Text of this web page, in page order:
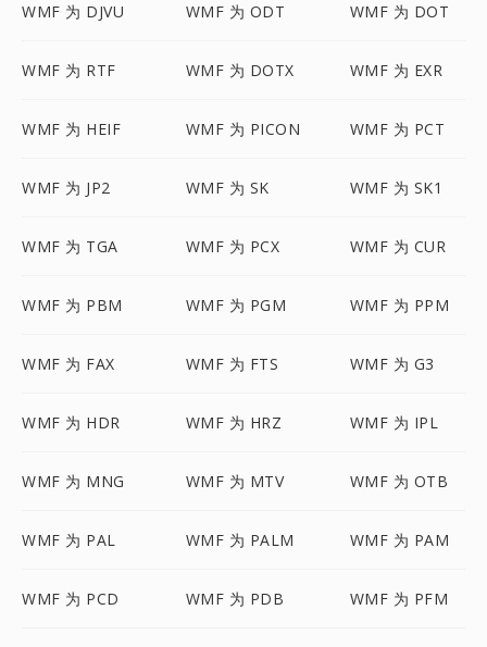
WMF 为 DJVU WMF 为 ODT WMF 为 DOT
WMF 为 RTF WMF 为 DOTX WMF 为 EXR
WMF 为 HEIF WMF 为 PICON WMF 为 PCT
WMF 为 JP2 WMF 为 SK WMF 为 SK1
WMF 为 TGA WMF 为 PCX WMF 为 CUR
WMF 为 PBM WMF 为 PGM WMF 为 PPM
WMF 为 FAX WMF 为 FTS WMF 为 G3
WMF 为 HDR WMF 为 HRZ WMF 为 IPL
WMF 为 MNG WMF 为 MTV WMF 为 OTB
WMF 为 PAL WMF 为 PALM WMF 为 PAM
WMF 为 PCD WMF 为 PDB WMF 为 PFM